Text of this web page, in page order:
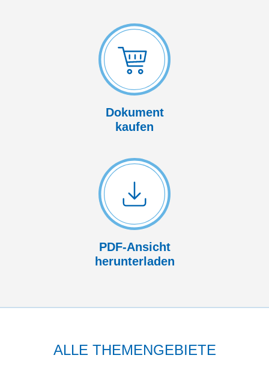
Dokument
kaufen
PDF-Ansicht
herunterladen
ALLE THEMENGEBIETE